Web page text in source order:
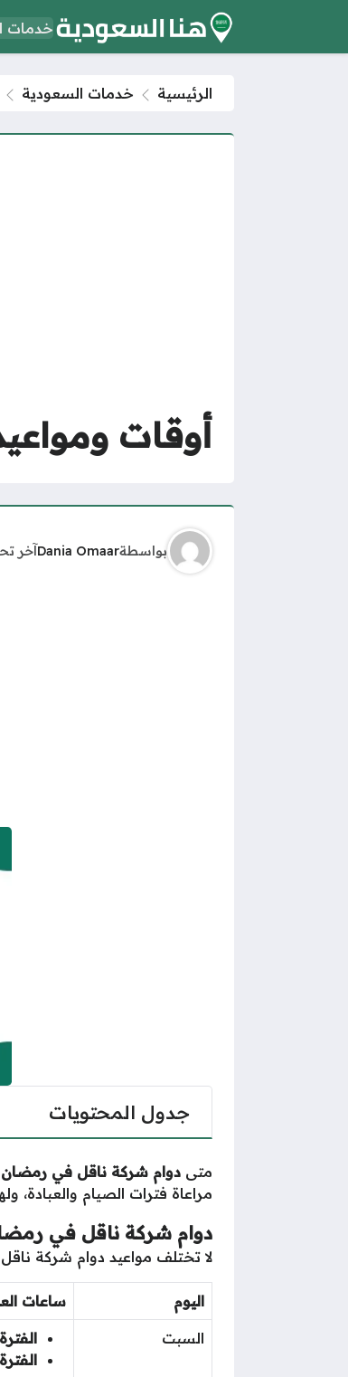
خدمات
الرئيسية خدمات السعودية
أوقات ومواعيد
بواسطةDania Omaarآخر
جدول المحتويات
متى دوام شركة ناقل في رمضان
مراعاة فترات الصيام والعبادة،
دوام شركة ناقل في
لا تختلف مواعيد دوام شركة
اليوم ساعات
السبت